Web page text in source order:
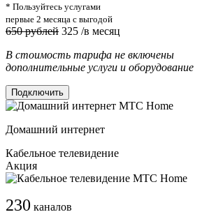
* Пользуйтесь услугами
первые 2 месяца с выгодой
650 рублей 325 /в месяц
В стоимость тарифа не включены
дополнительные услуги и оборудование
Подключить
Домашний интернет
Кабельное телевидение
Акция
230 каналов